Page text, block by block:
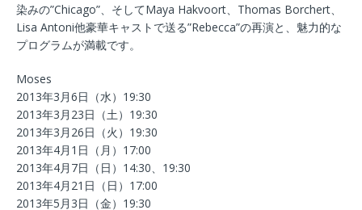
染みの”Chicago”、そしてMaya Hakvoort、Thomas Borchert、
Lisa Antoni他豪華キャストで送る”Rebecca”の再演と、魅力的な
プログラムが満載です。
Moses
2013年3月6日（水）19:30
2013年3月23日（土）19:30
2013年3月26日（火）19:30
2013年4月1日（月）17:00
2013年4月7日（日）14:30、19:30
2013年4月21日（日）17:00
2013年5月3日（金）19:30